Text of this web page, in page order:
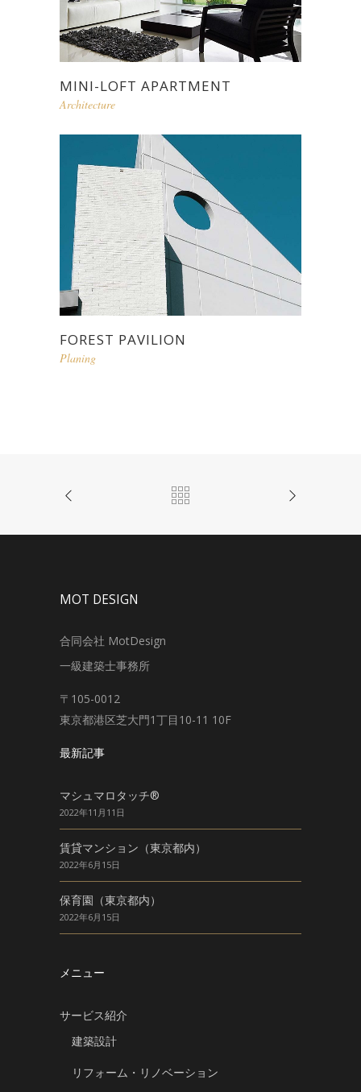
MINI-LOFT APARTMENT
Architecture
FOREST PAVILION
Planing
MOT DESIGN
合同会社 MotDesign
一級建築士事務所
〒105-0012
東京都港区芝大門1丁目10-11 10F
最新記事
マシュマロタッチ®
2022年11月11日
賃貸マンション（東京都内）
2022年6月15日
保育園（東京都内）
2022年6月15日
メニュー
サービス紹介
建築設計
リフォーム・リノベーション